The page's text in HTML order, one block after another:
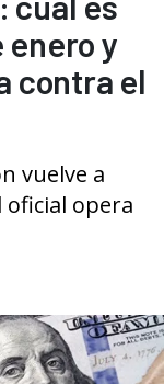
enero y
contra el
vuelve a
oficial opera